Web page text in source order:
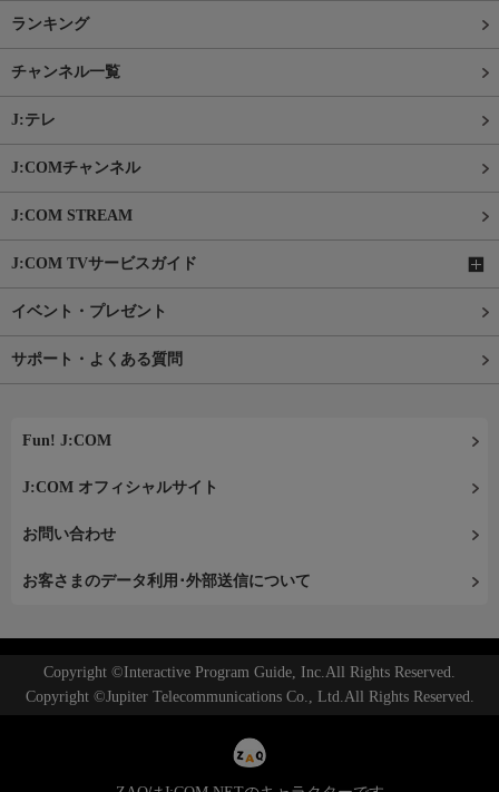
ランキング
チャンネル一覧
J:テレ
J:COMチャンネル
J:COM STREAM
J:COM TVサービスガイド
イベント・プレゼント
サポート・よくある質問
Fun! J:COM
J:COM オフィシャルサイト
お問い合わせ
お客さまのデータ利用･外部送信について
Copyright ©Interactive Program Guide, Inc.All Rights Reserved.
Copyright ©Jupiter Telecommunications Co., Ltd.All Rights Reserved.